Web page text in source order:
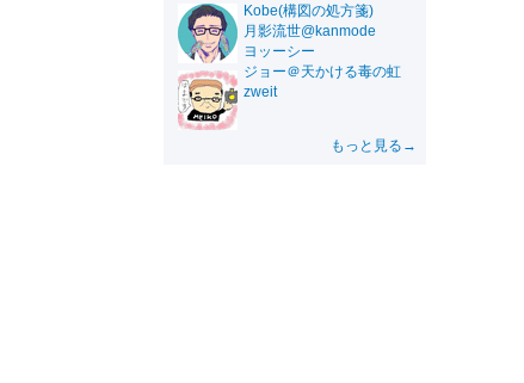
Kobe(構図の処方箋)
月影流世@kanmode
ヨッーシー
ジョー＠天かける毒の虹
zweit
もっと見る→